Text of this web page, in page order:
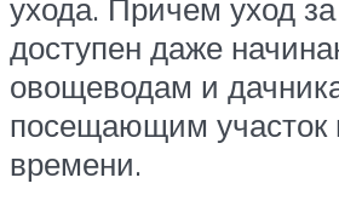
ухода. Причем уход
доступен даже
овощеводам и
посещающим участок
времени.